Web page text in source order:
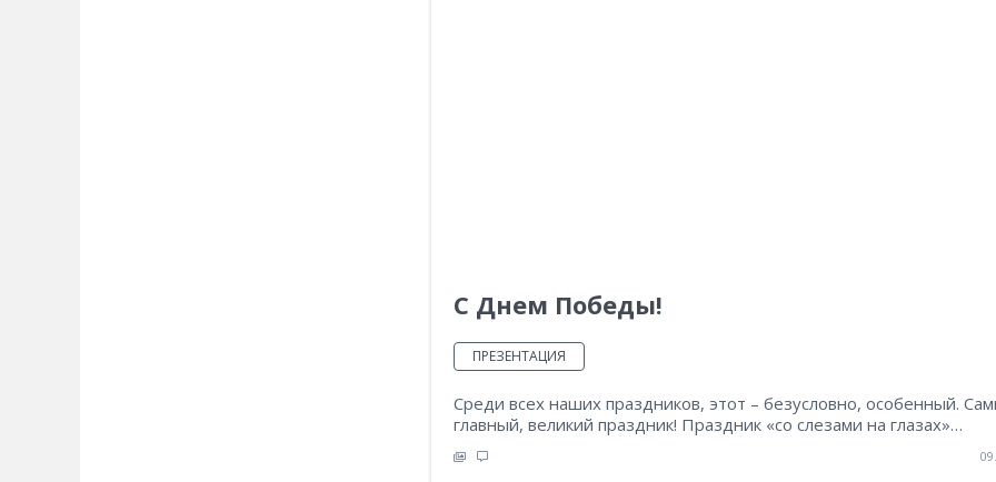
С Днем Победы!
ПРЕЗЕНТАЦИЯ
Среди всех наших праздников, этот – безусловно, особенный.
главный, великий праздник! Праздник «со слезами на глазах»…